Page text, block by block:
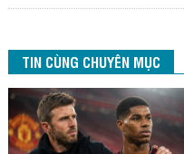
TIN CÙNG CHUYÊN MỤC